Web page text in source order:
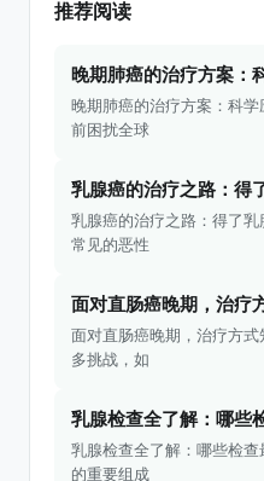
推荐阅读
晚期肺癌的治疗方案：
晚期肺癌的治疗方案：科
前困扰全球
乳腺癌的治疗之路：得
乳腺癌的治疗之路：得了
常见的恶性
面对直肠癌晚期，治疗
面对直肠癌晚期，治疗方
多挑战，如
乳腺检查全了解：哪些
乳腺检查全了解：哪些检
的重要组成